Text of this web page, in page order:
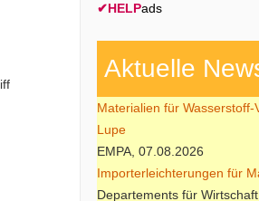
✔HELPads
Aktuelle
Materialien für
Lupe
EMPA, 07.08.2026
Importerleichterungen für
Departements für